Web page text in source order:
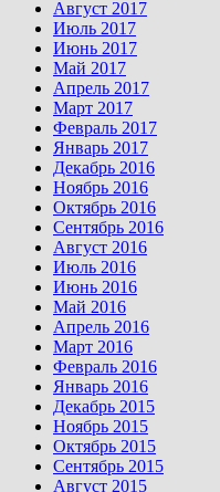
Август 2017
Июль 2017
Июнь 2017
Май 2017
Апрель 2017
Март 2017
Февраль 2017
Январь 2017
Декабрь 2016
Ноябрь 2016
Октябрь 2016
Сентябрь 2016
Август 2016
Июль 2016
Июнь 2016
Май 2016
Апрель 2016
Март 2016
Февраль 2016
Январь 2016
Декабрь 2015
Ноябрь 2015
Октябрь 2015
Сентябрь 2015
Август 2015